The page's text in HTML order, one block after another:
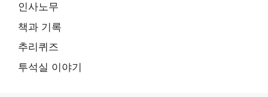
인사노무
책과 기록
추리퀴즈
투석실 이야기